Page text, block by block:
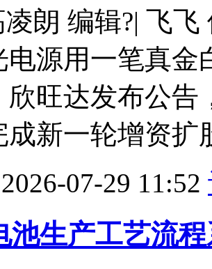
凌朗 编辑?| 飞
电源用一笔真金
欣旺达发布公
成新一轮增资扩
07-29 11:52
池生产工艺流